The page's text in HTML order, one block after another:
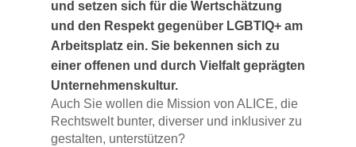
und setzen sich für die Wertschätzung
und den Respekt gegenüber LGBTIQ+ am
Arbeitsplatz ein. Sie bekennen sich zu
einer offenen und durch Vielfalt geprägten
Unternehmenskultur.
Auch Sie wollen die Mission von ALICE, die
Rechtswelt bunter, diverser und inklusiver zu
gestalten, unterstützen?